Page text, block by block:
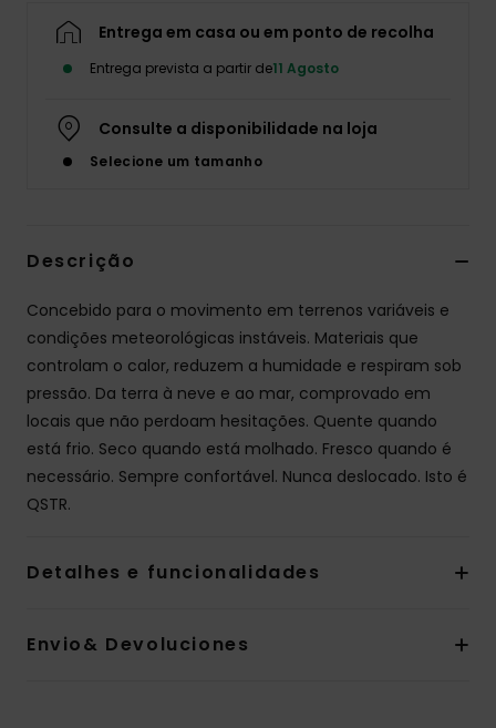
Entrega em casa ou em ponto de recolha
Entrega prevista a partir de11 Agosto
Consulte a disponibilidade na loja
Selecione um tamanho
Descrição
Concebido para o movimento em terrenos variáveis e
condições meteorológicas instáveis. Materiais que
controlam o calor, reduzem a humidade e respiram sob
pressão. Da terra à neve e ao mar, comprovado em
locais que não perdoam hesitações. Quente quando
está frio. Seco quando está molhado. Fresco quando é
necessário. Sempre confortável. Nunca deslocado. Isto é
QSTR.
Detalhes e funcionalidades
Envio& Devoluciones